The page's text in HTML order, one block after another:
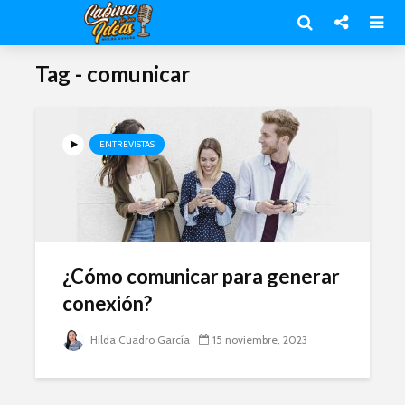
Tag - comunicar
ENTREVISTAS
¿Cómo comunicar para generar
conexión?
Hilda Cuadro García 15 noviembre, 2023